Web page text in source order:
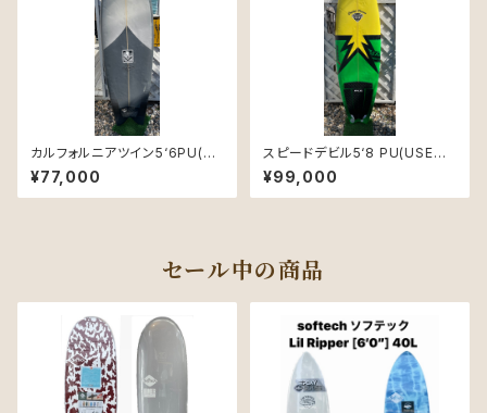
カルフォルニアツイン5‘6PU(US
ED)
¥77,000
スピードデビル5‘8 PU(USED)
程度良好
¥99,000
セール中の商品